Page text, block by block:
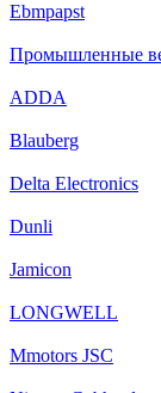
Ebmpapst
Промышленные
ADDA
Blauberg
Delta Electronics
Dunli
Jamicon
LONGWELL
Mmotors JSC